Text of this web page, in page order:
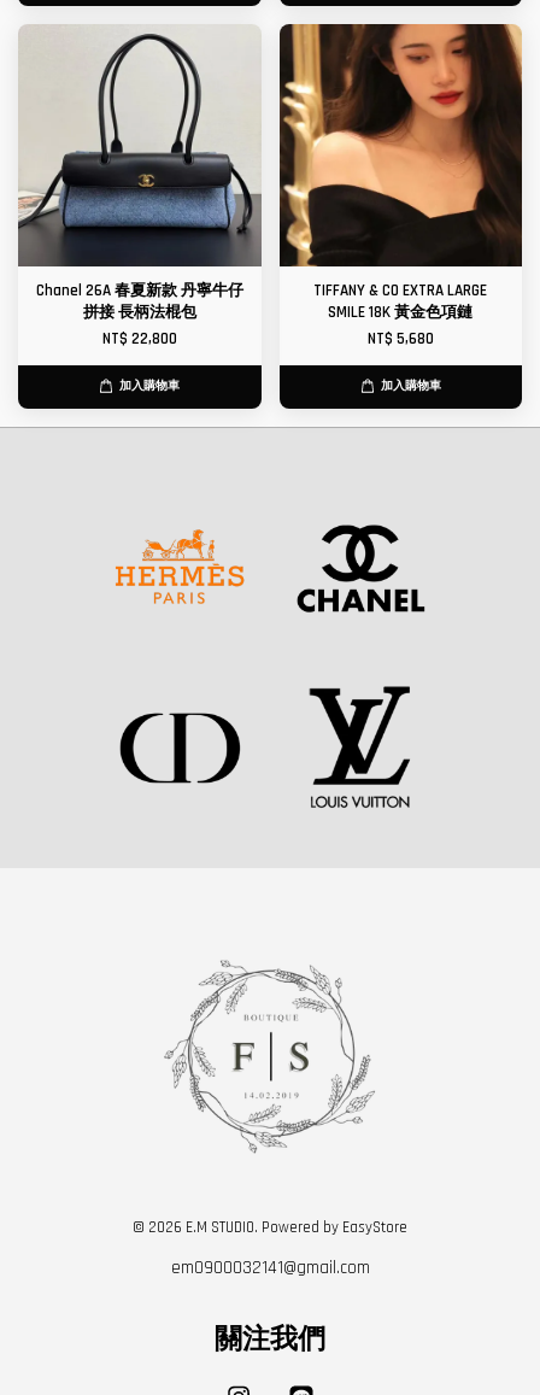
Chanel 26A 春夏新款 丹寧牛仔
拼接 長柄法棍包
NT$ 22,800
加入購物車
TIFFANY & CO EXTRA LARGE
SMILE 18K 黃金色項鏈
NT$ 5,680
加入購物車
© 2026 E.M STUDIO. Powered by EasyStore
em0900032141@gmail.com
關注我們